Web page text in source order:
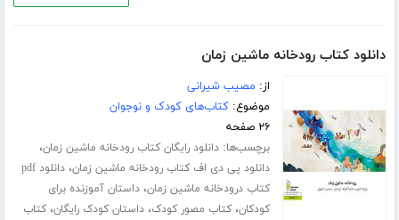
دانلود کتاب رودخانه ماشین زمان
از: مصیب شیرانی
موضوع:کتاب‌های کودک و نوجوان
۲۶ صفحه
برچسب‌ها:دانلود رایگان کتاب رودخانه ماشین زمان،
دانلود پی دی اف کتاب رودخانه ماشین زمان،
دانلود pdf
کتاب درودخانه ماشین زمان،داستان آموزنده برای
کودکان،کتاب مصور کودک،داستان کودک رایگان،کتاب